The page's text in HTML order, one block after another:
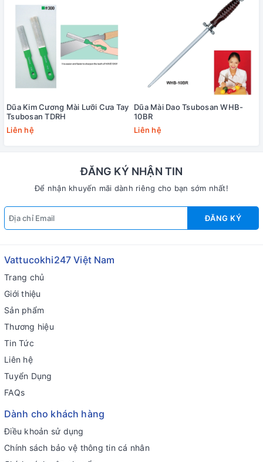
Dũa Kim Cương Mài Lưỡi Cưa Tay
Tsubosan TDRH
Liên hệ
Dũa Mài Dao Tsubosan WHB-
10BR
Liên hệ
ĐĂNG KÝ NHẬN TIN
Để nhận khuyến mãi dành riêng cho bạn sớm nhất!
ĐĂNG KÝ
Vattucokhi247 Việt Nam
Trang chủ
Giới thiệu
Sản phẩm
Thương hiệu
Tin Tức
Liên hệ
Tuyển Dụng
FAQs
Dành cho khách hàng
Điều khoản sử dụng
Chính sách bảo vệ thông tin cá nhân